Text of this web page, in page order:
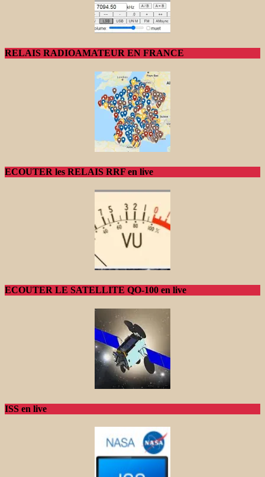
RELAIS RADIOAMATEUR EN FRANCE
ECOUTER les RELAIS RRF en live
ECOUTER LE SATELLITE QO-100 en live
ISS en live